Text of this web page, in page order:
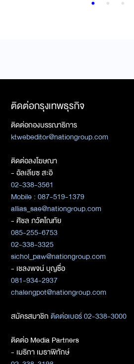
ติดต่อกรุงเทพธุรกิจ
ติดต่อกองบรรณาธิการ
ktwebeditor@nationgroup.com
ติดต่อลงโฆษณา
- อัลเลียซ สะอิ
02-338-3561
Mobile : 087-519-1379
allias_sae@nationgroup.com
- ศิชล ภวัตโณทัย
085-255-6753
02-338-3325
sichol_paw@nationgroup.com
- เชลงพจน์ บุญซื่อ
081-934-2937
chalengpot@nationgroup.com
สมัครสมาชิกติดต่อเบอร์ 02-338-3000
ติดต่อ Media Partners
- เมธิกา เมธาพิทักษ์